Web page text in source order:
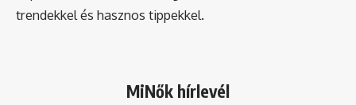
trendekkel és hasznos tippekkel.
MiNők hírlevél